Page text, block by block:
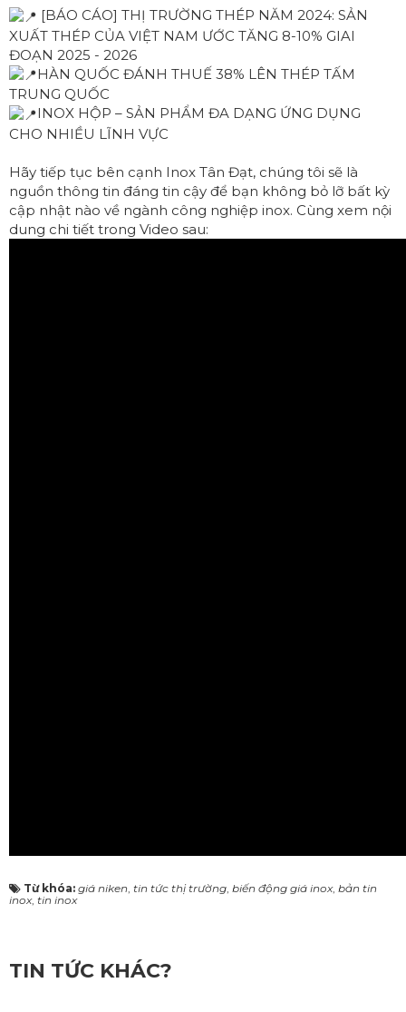
[BÁO CÁO] THỊ TRƯỜNG THÉP NĂM 2024: SẢN
XUẤT THÉP CỦA VIỆT NAM ƯỚC TĂNG 8-10% GIAI
ĐOẠN 2025 - 2026
HÀN QUỐC ĐÁNH THUẾ 38% LÊN THÉP TẤM
TRUNG QUỐC
INOX HỘP – SẢN PHẨM ĐA DẠNG ỨNG DỤNG
CHO NHIỀU LĨNH VỰC
Hãy tiếp tục bên cạnh Inox Tân Đạt, chúng tôi sẽ là
nguồn thông tin đáng tin cậy để bạn không bỏ lỡ bất kỳ
cập nhật nào về ngành công nghiệp inox. Cùng xem nội
dung chi tiết trong Video sau:
Từ khóa: giá niken tin tức thị trường biến động giá inox, bản tin
inox, tin inox
TIN TỨC KHÁC?